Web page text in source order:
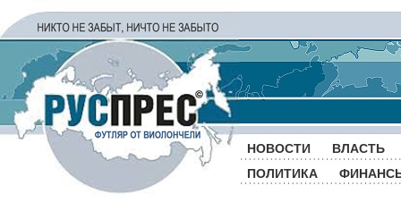
НОВОСТИ
ВЛАСТЬ
ПОЛИТИКА